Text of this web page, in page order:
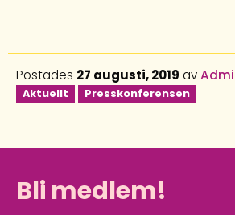
Postades 27 augusti, 2019 av
Aktuellt Presskonferensen
Bli medlem!